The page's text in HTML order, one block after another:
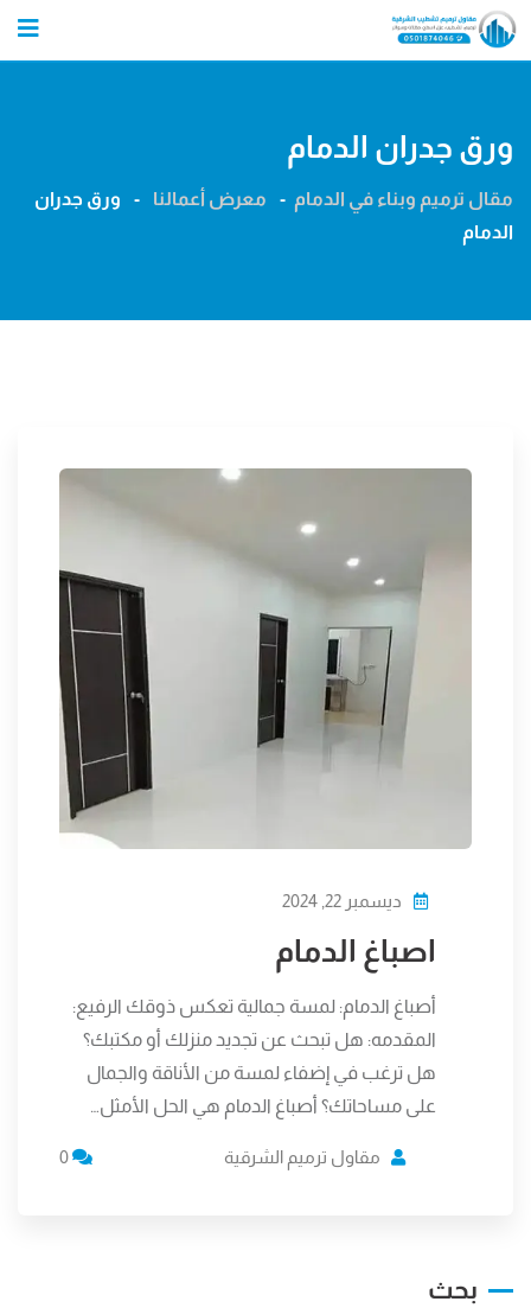
Skip
ورق جدران الدمام
مقال ترميم وبناء في الدمام - معرض أعمالنا -
ورق جدران
الدمام
ديسمبر 22, 2024
اصباغ الدمام
أصباغ الدمام: لمسة جمالية تعكس ذوقك الرفيع:
المقدمه: هل تبحث عن تجديد منزلك أو مكتبك؟
هل ترغب في إضفاء لمسة من الأناقة والجمال
على مساحاتك؟ أصباغ الدمام هي الحل الأمثل…
مقاول ترميم الشرقية
بحث